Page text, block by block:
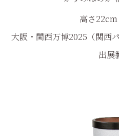
高さ
大阪・関西万博2025（関西
出展